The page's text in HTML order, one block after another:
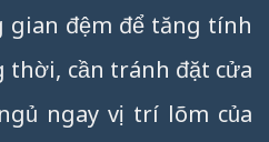
gian đệm để tăng tính
cần tránh đặt cửa
ngay vị trí lõm của